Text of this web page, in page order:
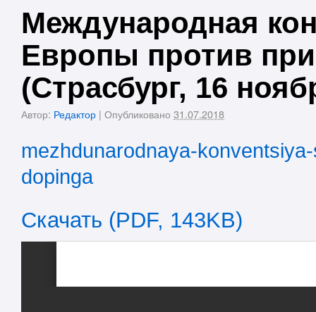
Международная
Европы против
(Страсбург, 16
Автор: Редактор | Опубликовано 31.07.2018
mezhdunarodnaya-
dopinga
Скачать (PDF, 143KB)